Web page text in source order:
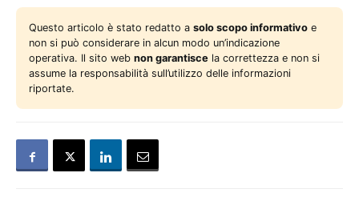
Questo articolo è stato redatto a solo scopo informativo e
non si può considerare in alcun modo un’indicazione
operativa. Il sito web non garantisce la correttezza e non si
assume la responsabilità sull’utilizzo delle informazioni
riportate.